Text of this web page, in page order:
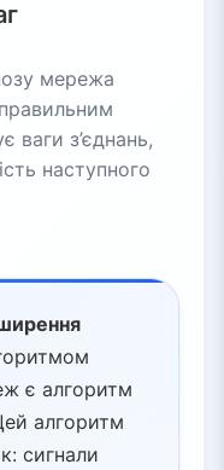
мережа
ваги з’єднань,
наступного
є алгоритм
алгоритм
сигнали